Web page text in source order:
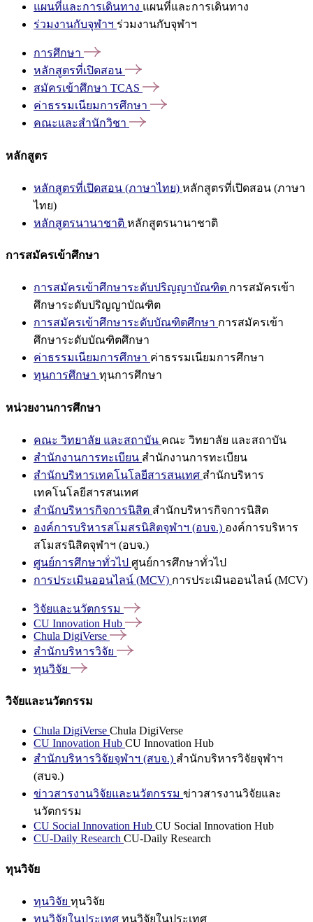
แผนที่และการเดินทาง แผนที่และการเดินทาง
ร่วมงานกับจุฬาฯ ร่วมงานกับจุฬาฯ
การศึกษา
หลักสูตรที่เปิดสอน
สมัครเข้าศึกษา TCAS
ค่าธรรมเนียมการศึกษา
คณะและสำนักวิชา
หลักสูตร
หลักสูตรที่เปิดสอน (ภาษาไทย) หลักสูตรที่เปิดสอน (ภาษา
ไทย)
หลักสูตรนานาชาติ หลักสูตรนานาชาติ
การสมัครเข้าศึกษา
การสมัครเข้าศึกษาระดับปริญญาบัณฑิต การสมัครเข้า
ศึกษาระดับปริญญาบัณฑิต
การสมัครเข้าศึกษาระดับบัณฑิตศึกษา การสมัครเข้า
ศึกษาระดับบัณฑิตศึกษา
ค่าธรรมเนียมการศึกษา ค่าธรรมเนียมการศึกษา
ทุนการศึกษา ทุนการศึกษา
หน่วยงานการศึกษา
คณะ วิทยาลัย และสถาบัน คณะ วิทยาลัย และสถาบัน
สำนักงานการทะเบียน สำนักงานการทะเบียน
สำนักบริหารเทคโนโลยีสารสนเทศ สำนักบริหาร
เทคโนโลยีสารสนเทศ
สำนักบริหารกิจการนิสิต สำนักบริหารกิจการนิสิต
องค์การบริหารสโมสรนิสิตจุฬาฯ (อบจ.) องค์การบริหาร
สโมสรนิสิตจุฬาฯ (อบจ.)
ศูนย์การศึกษาทั่วไป ศูนย์การศึกษาทั่วไป
การประเมินออนไลน์ (MCV) การประเมินออนไลน์ (MCV)
วิจัยและนวัตกรรม
CU Innovation Hub
Chula DigiVerse
สำนักบริหารวิจัย
ทุนวิจัย
วิจัยและนวัตกรรม
Chula DigiVerse Chula DigiVerse
CU Innovation Hub CU Innovation Hub
สำนักบริหารวิจัยจุฬาฯ (สบจ.) สำนักบริหารวิจัยจุฬาฯ
(สบจ.)
ข่าวสารงานวิจัยและนวัตกรรม ข่าวสารงานวิจัยและ
นวัตกรรม
CU Social Innovation Hub CU Social Innovation Hub
CU-Daily Research CU-Daily Research
ทุนวิจัย
ทุนวิจัย ทุนวิจัย
ทุนวิจัยในประเทศ ทุนวิจัยในประเทศ